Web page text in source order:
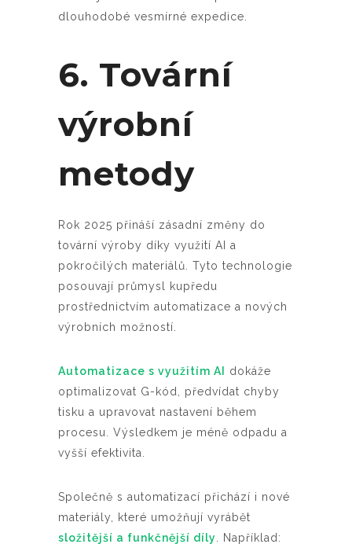
dlouhodobé vesmírné expedice.
6. Tovární
výrobní
metody
Rok 2025 přináší zásadní změny do
tovární výroby díky využití AI a
pokročilých materiálů. Tyto technologie
posouvají průmysl kupředu
prostřednictvím automatizace a nových
výrobních možností.
Automatizace s využitím AI
dokáže
optimalizovat G-kód, předvídat chyby
tisku a upravovat nastavení během
procesu. Výsledkem je méně odpadu a
vyšší efektivita.
Společně s automatizací přichází i nové
materiály, které umožňují vyrábět
složitější a funkčnější díly. Například: